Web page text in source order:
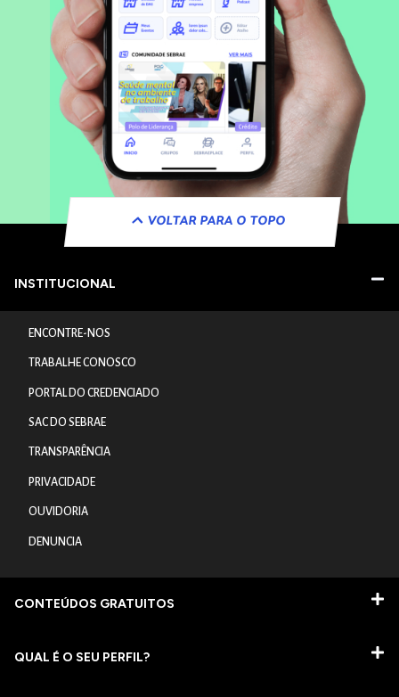
VOLTAR PARA O TOPO
INSTITUCIONAL
ENCONTRE-NOS
TRABALHE CONOSCO
PORTAL DO CREDENCIADO
SAC DO SEBRAE
TRANSPARÊNCIA
PRIVACIDADE
OUVIDORIA
DENUNCIA
CONTEÚDOS GRATUITOS
QUAL É O SEU PERFIL?